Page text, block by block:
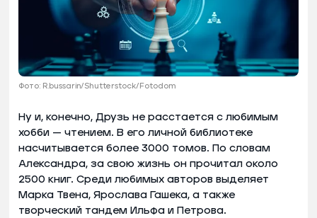
Фото: R.bussarin/Shutterstock/Fotodom
Ну и, конечно, Друзь не расстается с любимым
хобби — чтением. В его личной библиотеке
насчитывается более 3000 томов. По словам
Александра, за свою жизнь он прочитал около
2500 книг. Среди любимых авторов выделяет
Марка Твена, Ярослава Гашека, а также
творческий тандем Ильфа и Петрова.